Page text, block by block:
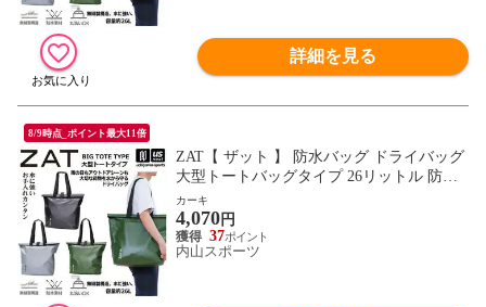
詳細を見る
8/9時点_ポイント最大11倍
ZAT【 ザット 】 防水バッグ ドライバッグ
大型トートバッグタイプ 26リットル 防水
トートバッグ 2026年継続モデル【 防水バ
ック トートバッグ トートバック 無縫製バ
ッグ モリト MORITO 】【翌日配達対象】
[自社]
カーキ
4,070円
37
内山スポーツ